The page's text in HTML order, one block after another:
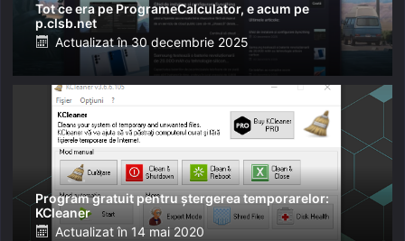
Tot ce era pe ProgrameCalculator, e acum pe
p.clsb.net
Posted
Actualizat în 30 decembrie 2025
Program gratuit pentru ștergerea temporarelor:
KCleaner
Posted
Actualizat în 14 mai 2020